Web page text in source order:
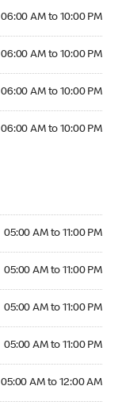
06:00 AM to 10:00 PM
06:00 AM to 10:00 PM
06:00 AM to 10:00 PM
06:00 AM to 10:00 PM
05:00 AM to 11:00 PM
05:00 AM to 11:00 PM
05:00 AM to 11:00 PM
05:00 AM to 11:00 PM
05:00 AM to 12:00 AM